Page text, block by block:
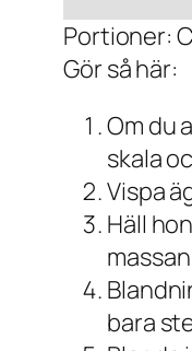
Portioner:
Gör så här:
Om du
skala
Vispa
Häll
bara